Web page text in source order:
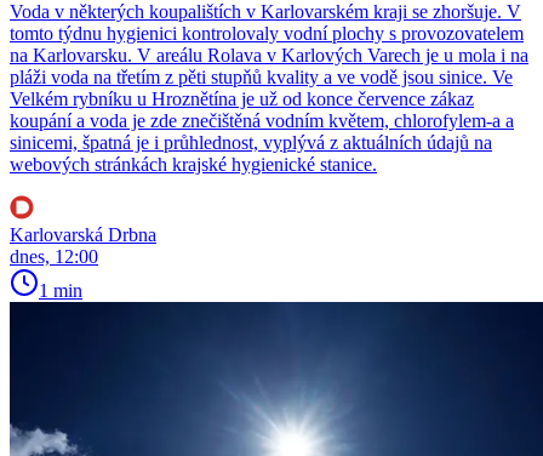
Voda v některých koupalištích v Karlovarském kraji se zhoršuje. V
tomto týdnu hygienici kontrolovaly vodní plochy s provozovatelem
na Karlovarsku. V areálu Rolava v Karlových Varech je u mola i na
pláži voda na třetím z pěti stupňů kvality a ve vodě jsou sinice. Ve
Velkém rybníku u Hroznětína je už od konce července zákaz
koupání a voda je zde znečištěná vodním květem, chlorofylem-a a
sinicemi, špatná je i průhlednost, vyplývá z aktuálních údajů na
webových stránkách krajské hygienické stanice.
Karlovarská Drbna
dnes, 12:00
1 min